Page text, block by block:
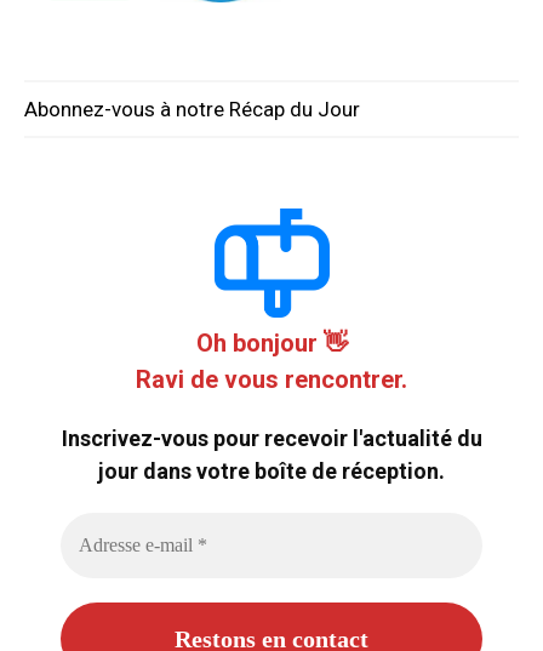
Abonnez-vous à notre Récap du Jour
Oh bonjour 👋
Ravi de vous rencontrer.
Inscrivez-vous pour recevoir l'actualité du
jour dans votre boîte de réception.